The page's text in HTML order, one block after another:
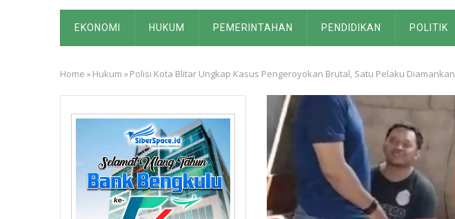
MAIN
NAVIGATION
EKONOMI HUKUM PEMERINTAHAN PENDIDIKAN POLITIK
Breadcrumb
Home »Hukum »Polisi Kota Blitar Ungkap Kasus Pengeroyokan Brutal, Satu Pelaku Diamankan